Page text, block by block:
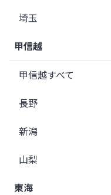
埼玉
甲信越
甲信越すべて
長野
新潟
山梨
東海